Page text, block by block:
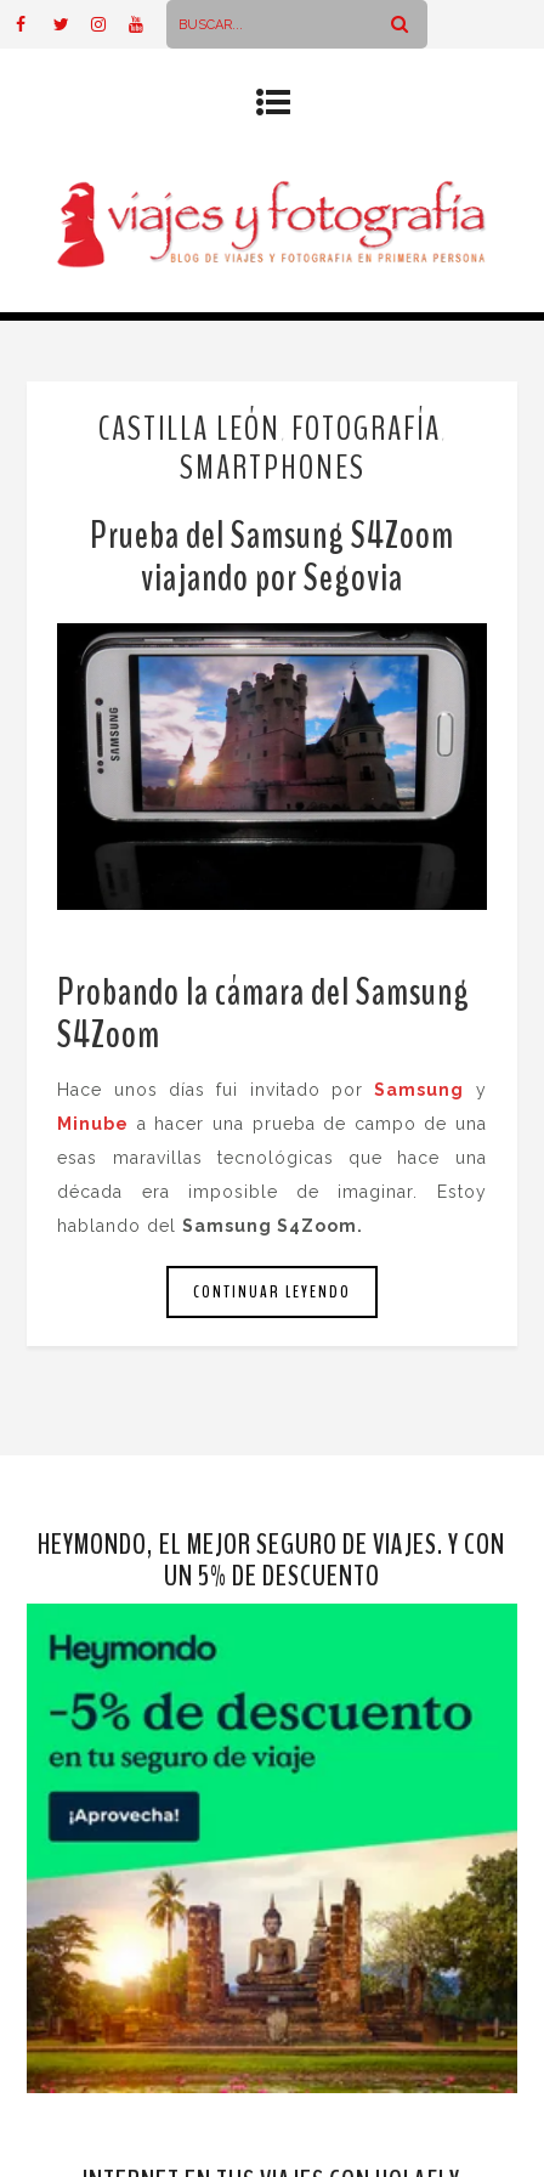
CASTILLA LEÓN FOTOGRAFÍA
SMARTPHONES
Prueba del Samsung S4Zoom
viajando por Segovia
Probando la cámara del Samsung
S4Zoom
Hace unos días fui invitado porSamsung
y
Minube a hacer una prueba de campo de una
esas maravillas tecnológicas que hace una
década era imposible de imaginar. Estoy
hablando delSamsung S4Zoom.
CONTINUAR LEYENDO
HEYMONDO, EL MEJOR SEGURO DE VIAJES. Y CON
UN 5% DE DESCUENTO